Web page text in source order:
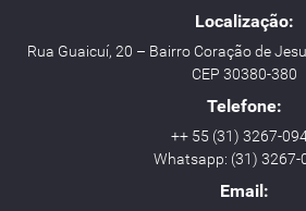
Localização:
Rua Guaicuí, 20 – Bairro Coração de
CEP 30380-380
Telefone:
++ 55 (31) 3267-
Whatsapp: (31) 3267-
Email: